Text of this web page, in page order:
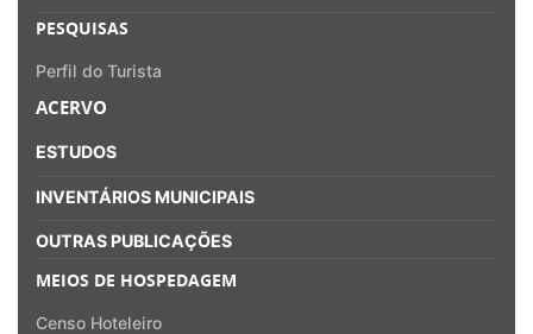
PESQUISAS
Perfil do Turista
ACERVO
ESTUDOS
INVENTÁRIOS MUNICIPAIS
OUTRAS PUBLICAÇÕES
MEIOS DE HOSPEDAGEM
Censo Hoteleiro